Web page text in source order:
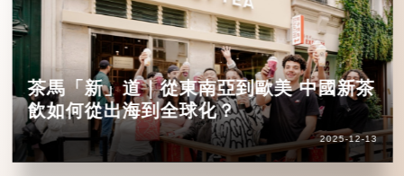
茶馬「新」道｜從東南亞到歐美 中國新茶
飲如何從出海到全球化？
2025-12-13